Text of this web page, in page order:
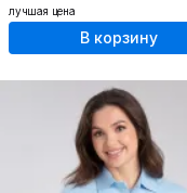
лучшая цена
В корзину